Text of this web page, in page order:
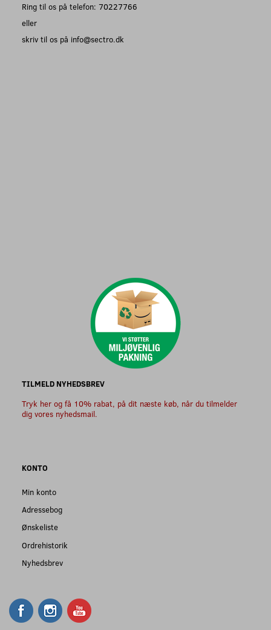
Ring til os på telefon: 70227766
eller
skriv til os på info@sectro.dk
TILMELD NYHEDSBREV
Tryk her og få 10% rabat, på dit næste køb, når du tilmelder
dig vores nyhedsmail.
KONTO
Min konto
Adressebog
Ønskeliste
Ordrehistorik
Nyhedsbrev